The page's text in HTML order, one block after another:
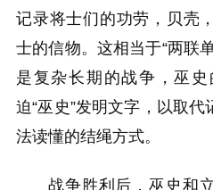
记录将士们的功劳，贝壳
士的信物。这相当于“两联
是复杂长期的战争，巫
迫“巫史”发明文字，以取
法读懂的结绳方式。
战争胜利后，巫史和